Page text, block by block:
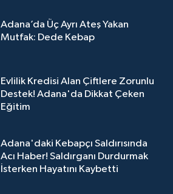
Adana’da Üç Ayrı Ateş Yakan
Mutfak: Dede Kebap
Evlilik Kredisi Alan Çiftlere Zorunlu
Destek! Adana'da Dikkat Çeken
Eğitim
Adana'daki Kebapçı Saldırısında
Acı Haber! Saldırganı Durdurmak
İsterken Hayatını Kaybetti